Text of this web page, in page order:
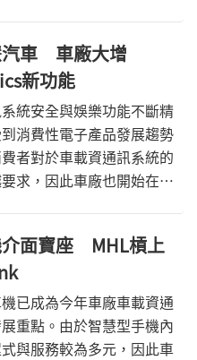
發。
汽車 車廠大增
新功能
統安全與娛樂功能不斷精
消費性電子產品發展趨勢
者對於車載資通訊系統的
求，因此車廠也開始在車
訊系統的操作。未來隨著
統的功能更加多元，智慧
生活中。
面寶座 MHL槓上
已成為今年車廠車載資通
重點。由於智慧型手機內
與服務較為多元，因此車